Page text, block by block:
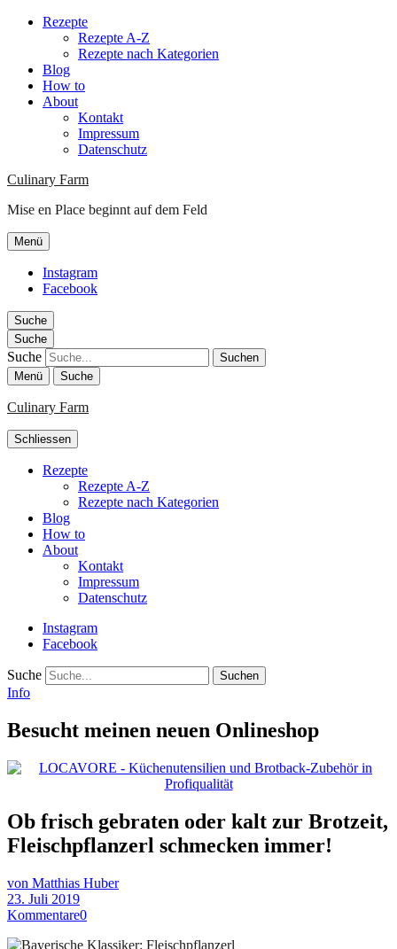
Rezepte
Rezepte A-Z
Rezepte nach Kategorien
Blog
How to
About
Kontakt
Impressum
Datenschutz
Culinary Farm
Mise en Place beginnt auf dem Feld
Menü
Instagram
Facebook
Suche
Suche
Suche
Menü Suche
Culinary Farm
Schliessen
Rezepte
Rezepte A-Z
Rezepte nach Kategorien
Blog
How to
About
Kontakt
Impressum
Datenschutz
Instagram
Facebook
Suche
Info
Besucht meinen neuen Onlineshop
Ob frisch gebraten oder kalt zur Brotzeit,
Fleischpflanzerl schmecken immer!
von Matthias Huber
23. Juli 2019
Kommentare0